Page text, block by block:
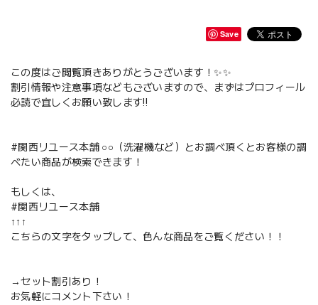
Save
この度はご閲覧頂きありがとうございます！✨✨
割引情報や注意事項などもございますので、まずはプロフィール
必読で宜しくお願い致します‼️
#関西リユース本舗 ○○（洗濯機など）とお調べ頂くとお客様の調
べたい商品が検索できます！
もしくは、
#関西リユース本舗
↑↑↑
こちらの文字をタップして、色んな商品をご覧ください！！
→セット割引あり！
お気軽にコメント下さい！